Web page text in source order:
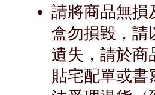
請將商品無損
盒勿損毀，請
遺失，請於商
貼宅配單或書